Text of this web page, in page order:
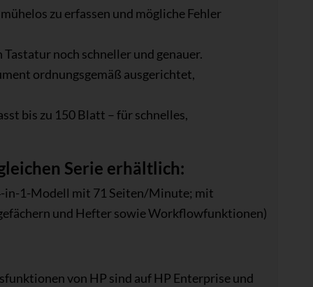
zu erfassen und mögliche Fehler
noch schneller und genauer.
ordnungsgemäß ausgerichtet,
bis zu 150 Blatt – für schnelles,
Serie erhältlich:
in-1-Modell mit 71 Seiten/Minute; mit
und Hefter sowie Workflowfunktionen)
von HP sind auf HP Enterprise und